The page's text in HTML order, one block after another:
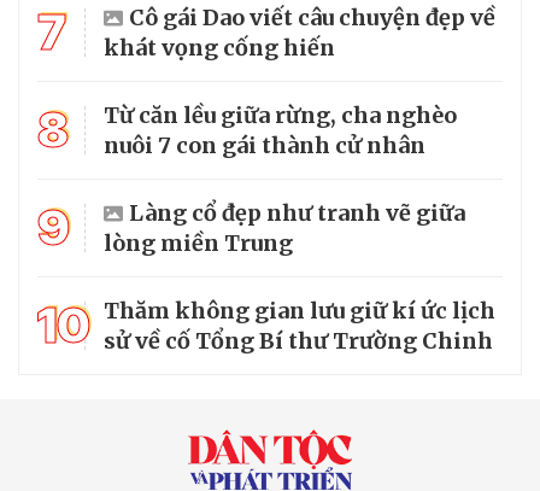
7
Cô gái Dao viết câu chuyện đẹp về
khát vọng cống hiến
8
Từ căn lều giữa rừng, cha nghèo
nuôi 7 con gái thành cử nhân
9
Làng cổ đẹp như tranh vẽ giữa
lòng miền Trung
10 Thăm không gian lưu giữ kí ức lịch
sử về cố Tổng Bí thư Trường Chinh